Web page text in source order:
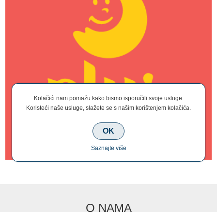
O NAMA
Kolačići nam pomažu kako bismo isporučili svoje usluge.
Koristeći naše usluge, slažete se s našim korištenjem kolačića.
OK
Saznajte više